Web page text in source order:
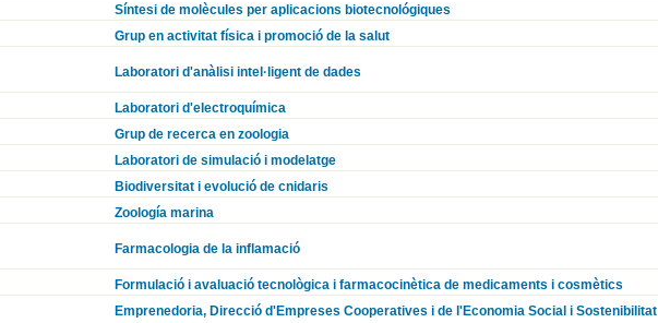
Síntesi de molècules per aplicacions biotecnológiques
Grup en activitat física i promoció de la salut
Laboratori d'anàlisi intel·ligent de dades
Laboratori d'electroquímica
Grup de recerca en zoologia
Laboratori de simulació i modelatge
Biodiversitat i evolució de cnidaris
Zoología marina
Farmacologia de la inflamació
Formulació i avaluació tecnològica i farmacocinètica de medicaments i cosmètics
Emprenedoria, Direcció d'Empreses Cooperatives i de l'Economia Social i Sostenibilitat